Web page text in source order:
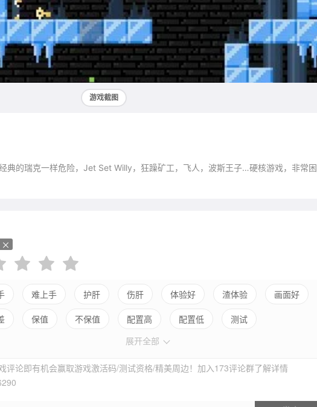
游戏截图
典的瑞克一样危险，Jet Set Willy，狂躁矿工，飞人，波斯王子…硬核游戏，非常困
难上手 护肝 伤肝 体验好 渣体验 画面好
保值 不保值 配置高 配置低
测试
展开全部
评论即有机会赢取游戏激活码/测试资格/精美周边！加入173评论群了解详情